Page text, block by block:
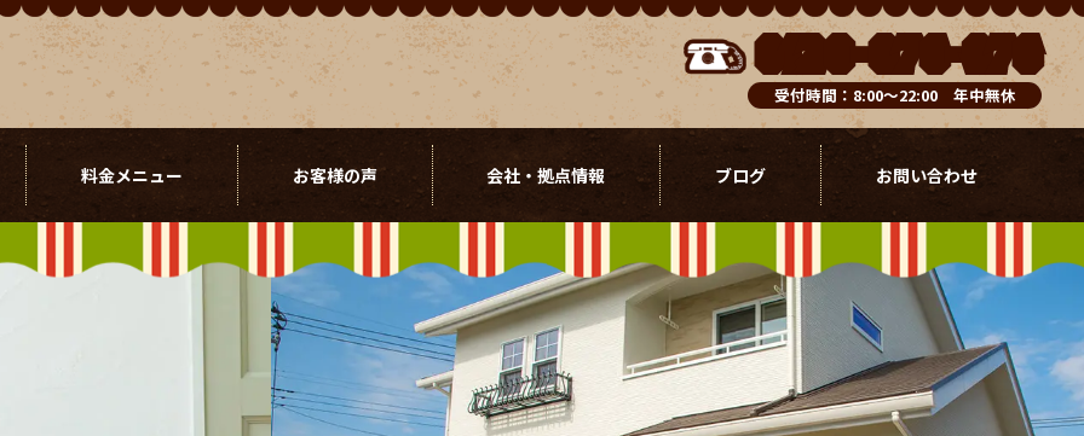
0120-076-976
受付時間：8:00～22:00 年中無休
料金メニュー お客様の声 会社・拠点情報 ブログ お問い合わせ